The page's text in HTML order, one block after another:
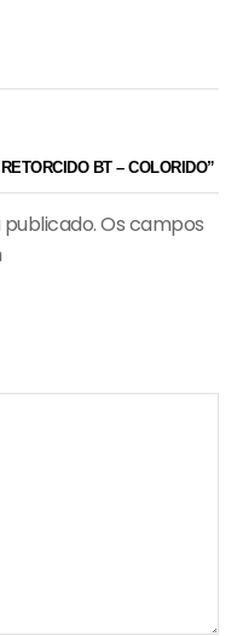
BT – COLORIDO”
Os campos